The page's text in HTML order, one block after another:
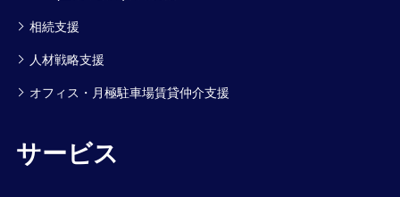
相続支援
人材戦略支援
オフィス・月極駐車場賃貸仲介支援
サービス